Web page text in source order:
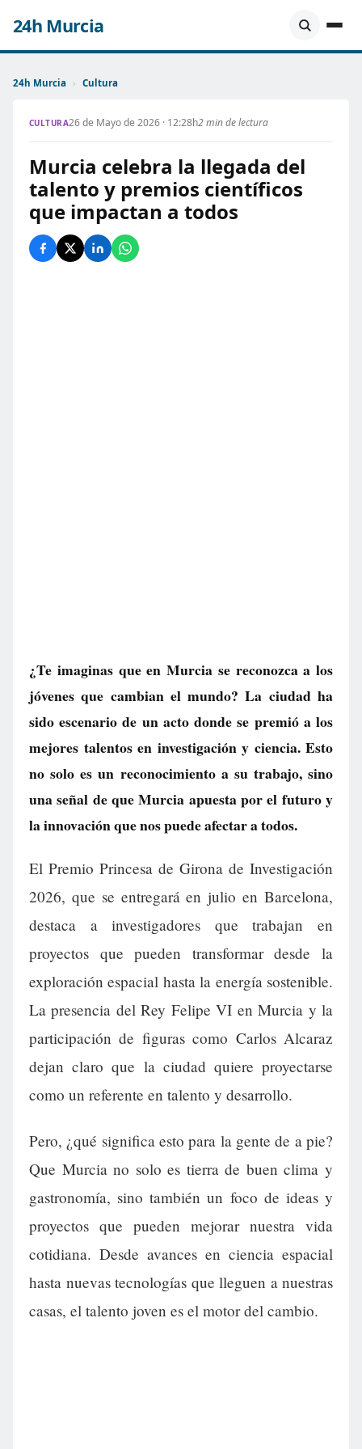
24h Murcia
24h Murcia › Cultura
CULTURA26 de Mayo de 2026 · 12:28h2 min de lectura
Murcia celebra la llegada del
talento y premios científicos
que impactan a todos
¿Te imaginas que en Murcia se reconozca a los
jóvenes que cambian el mundo? La ciudad ha
sido escenario de un acto donde se premió a los
mejores talentos en investigación y ciencia. Esto
no solo es un reconocimiento a su trabajo, sino
una señal de que Murcia apuesta por el futuro y
la innovación que nos puede afectar a todos.
El Premio Princesa de Girona de Investigación
2026, que se entregará en julio en Barcelona,
destaca a investigadores que trabajan en
proyectos que pueden transformar desde la
exploración espacial hasta la energía sostenible.
La presencia del Rey Felipe VI en Murcia y la
participación de figuras como Carlos Alcaraz
dejan claro que la ciudad quiere proyectarse
como un referente en talento y desarrollo.
Pero, ¿qué significa esto para la gente de a pie?
Que Murcia no solo es tierra de buen clima y
gastronomía, sino también un foco de ideas y
proyectos que pueden mejorar nuestra vida
cotidiana. Desde avances en ciencia espacial
hasta nuevas tecnologías que lleguen a nuestras
casas, el talento joven es el motor del cambio.